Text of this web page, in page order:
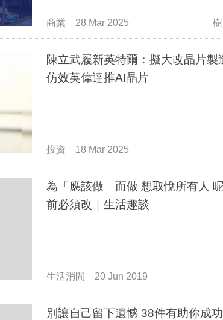
商業 28 Mar 2025
陳立武履新英特爾：擬大改晶片製
仿效英偉達推AI晶片
投資 18 Mar 2025
為「應該做」而做 想取悅所有人
前必須改｜生活趣談
生活消閒 20 Jun 2019
別讓自己留下遺憾 38件有助你成